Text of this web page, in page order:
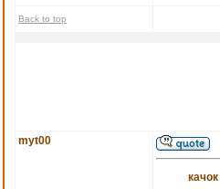
Back to top
myt00